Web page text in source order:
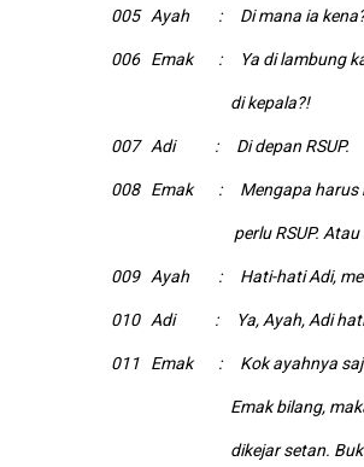
005 Ayah : Di mana ia
006 Emak : Ya di lambung
di kepala?!
007 Adi : Di depan RSUP.
008 Emak : Mengapa harus ke
perlu RSUP. Atau kau
009 Ayah : Hati-hati Adi,
010 Adi : Ya, Ayah, Adi
011 Emak : Kok ayahnya saja
Emak bilang, makanlah
dikejar setan. Bukan hati-